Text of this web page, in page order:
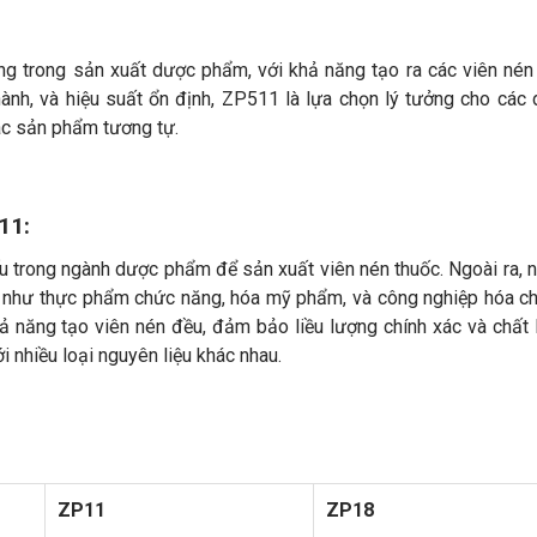
trong sản xuất dược phẩm, với khả năng tạo ra các viên
và hiệu suất ổn định, ZP511 là lựa chọn lý tưởng cho các
sản phẩm tương tự.
ngành dược phẩm để sản xuất viên nén thuốc. Ngoài ra,
thực phẩm chức năng, hóa mỹ phẩm, và công nghiệp hóa
năng tạo viên nén đều, đảm bảo liều lượng chính xác và chất
loại nguyên liệu khác nhau.
ZP11 ZP18